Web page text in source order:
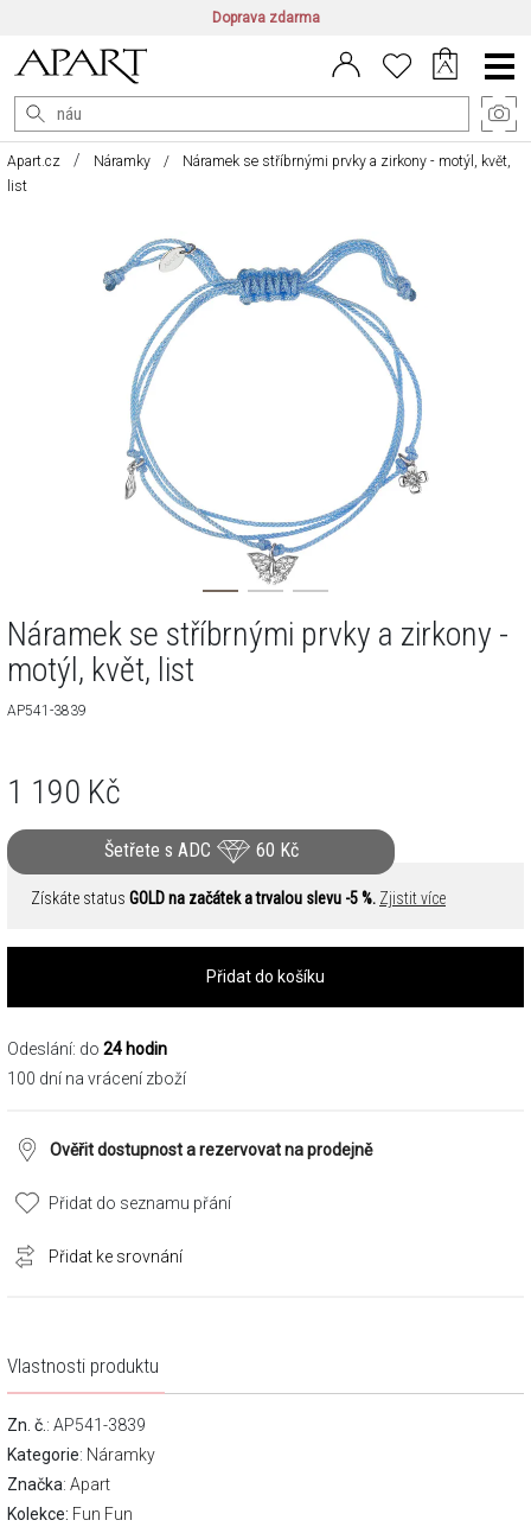
Doprava zdarma
CZ/CZK | EN/EUR PL/PLN
Main
Menu
Apart.cz Náramky
Náramek se stříbrnými prvky a zirkony - motýl, květ,
list
Náramek se stříbrnými prvky a zirkony -
motýl, květ, list
AP541-3839
1 190 Kč
Šetřete s ADC 60 Kč
Získáte status GOLD na začátek a trvalou slevu -5 %. Zjistit více
Přidat do košíku
Odeslání: do 24 hodin
100 dní na vrácení zboží
Ověřit dostupnost a rezervovat na prodejně
Přidat do seznamu přání
Přidat ke srovnání
Vlastnosti produktu
Zn. č. : AP541-3839
Kategorie: Náramky
Značka: Apart
Kolekce: Fun Fun